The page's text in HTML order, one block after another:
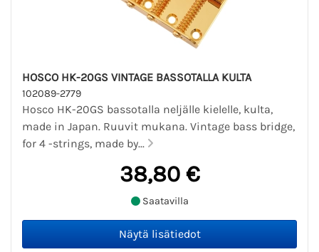
HOSCO HK-20GS VINTAGE BASSOTALLA KULTA
102089-2779
Hosco HK-20GS bassotalla neljälle kielelle, kulta,
made in Japan. Ruuvit mukana. Vintage bass bridge,
for 4 -strings, made by...
38,80 €
Saatavilla